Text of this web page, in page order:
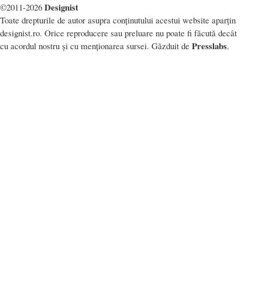
©2011-2026 Designist
Toate drepturile de autor asupra conținutului acestui website aparțin
designist.ro. Orice reproducere sau preluare nu poate fi făcută decât
cu acordul nostru și cu menționarea sursei. Găzduit de Presslabs.